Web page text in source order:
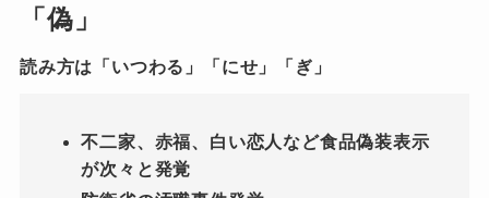
「偽」
読み方は「いつわる」「にせ」「ぎ」
不二家、赤福、白い恋人など食品偽装表示
が次々と発覚